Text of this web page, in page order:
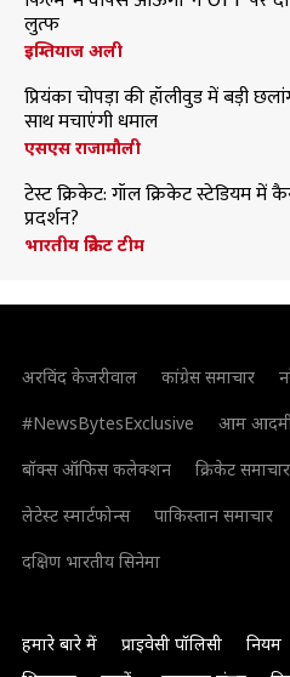
लुत्फ
इम्तियाज अली
प्रियंका चोपड़ा की हॉलीवुड में बड़ी
साथ मचाएंगी धमाल
एसएस राजामौली
टेस्ट क्रिकेट: गॉल क्रिकेट स्टेडियम में
प्रदर्शन?
भारतीय क्रिकेट टीम
अरविंद केजरीवाल कांग्रेस समाचार
#NewsBytesExclusive
आम आदमी
बॉक्स ऑफिस कलेक्शन
क्रिकेट समाचार
लेटेस्ट स्मार्टफोन्स
पाकिस्तान समाचार
दक्षिण भारतीय सिनेमा
हमारे बारे में प्राइवेसी पॉलिसी नियम